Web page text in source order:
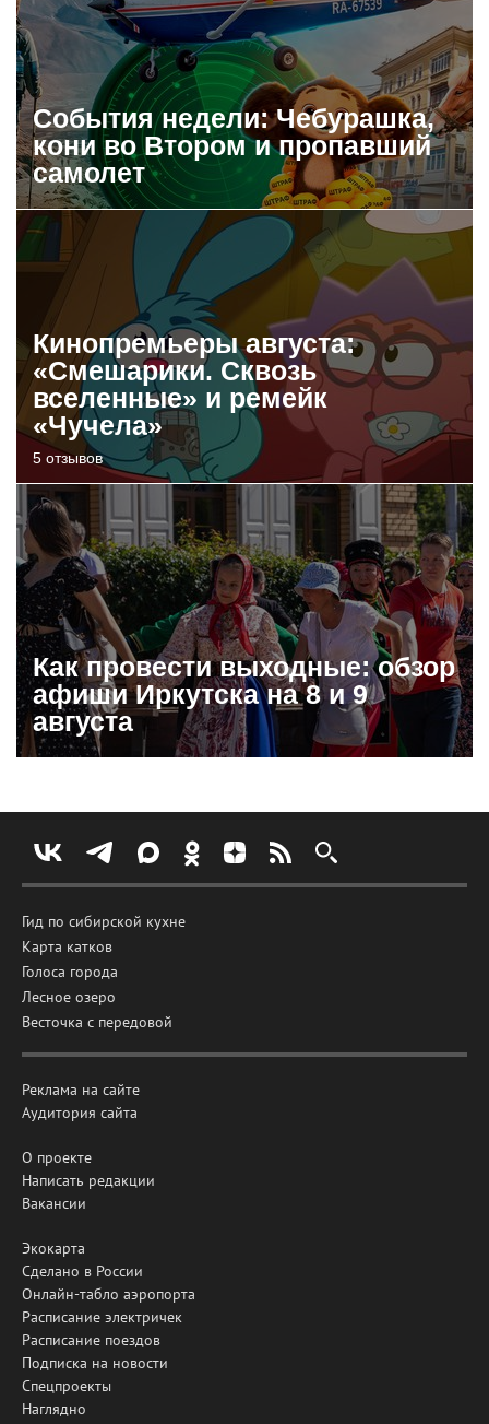
События недели: Чебурашка,
кони во Втором и пропавший
самолет
Кинопремьеры августа:
«Смешарики. Сквозь
вселенные» и ремейк
«Чучела»
5 отзывов
Как провести выходные: обзор
афиши Иркутска на 8 и 9
августа
Гид по сибирской кухне
Карта катков
Голоса города
Лесное озеро
Весточка с передовой
Реклама на сайте
Аудитория сайта
О проекте
Написать редакции
Вакансии
Экокарта
Сделано в России
Онлайн-табло аэропорта
Расписание электричек
Расписание поездов
Подписка на новости
Спецпроекты
Наглядно